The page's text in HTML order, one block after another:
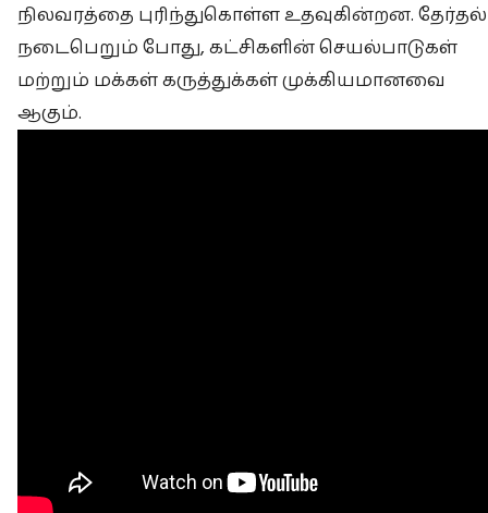
நிலவரத்தை புரிந்துகொள்ள உதவுகின்றன. தேர்தல்
நடைபெறும் போது, கட்சிகளின் செயல்பாடுகள்
மற்றும் மக்கள் கருத்துக்கள் முக்கியமானவை
ஆகும்.